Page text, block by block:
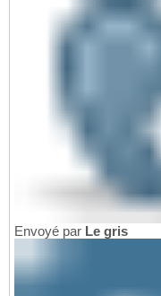
Envoyé par Le gris